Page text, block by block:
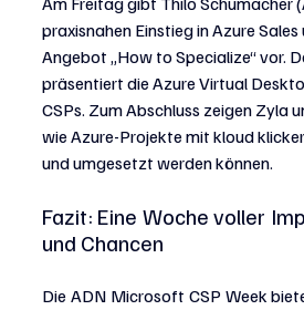
praxisnahen Einstieg in Azure
Angebot „How to Specialize“ vor.
präsentiert die Azure Virtual
CSPs. Zum Abschluss zeigen Zyla
wie Azure-Projekte mit kloud
und umgesetzt werden können.
Fazit: Eine Woche voller
und Chancen
Die ADN Microsoft CSP Week